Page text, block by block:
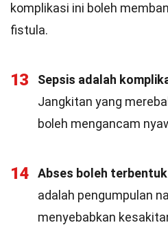
komplikasi ini boleh
fistula.
13
Sepsis adalah
Jangkitan yang
boleh mengancam
14 Abses boleh
adalah pengumpulan
menyebabkan